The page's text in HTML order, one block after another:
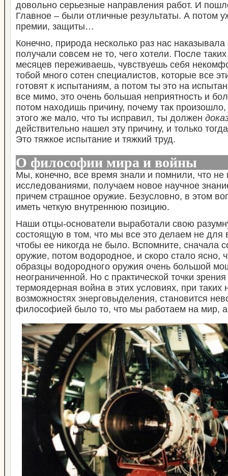
довольно серьезные направления работ. И
Главное – были отличные результаты. А потом
премии, защиты…
Конечно, природа несколько раз нас
получали совсем не то, чего хотели. После
месяцев переживаешь, чувствуешь себя
тобой много сотен специалистов, которые все
готовят к испытаниям, а потом ты это на
все мимо, это очень большая неприятность и
потом находишь причину, почему так
этого же мало, что ты исправил, ты должен
действительно нашел эту причину, и только
Это тяжкое испытание и тяжкий труд.
О философии мира и войны
Мы, конечно, все время знали и помнили, что не
исследованиями, получаем новое научное
причем страшное оружие. Безусловно, в этом
иметь четкую внутреннюю позицию.
Наши отцы-основатели выработали свою
состоящую в том, что мы все это делаем не для
чтобы ее никогда не было. Вспомните, сначала
оружие, потом водородное, и скоро стало ясно,
образцы водородного оружия очень большой
неограниченной. Но с практической точки
термоядерная война в этих условиях, при таких
возможностях энерговыделения, становится
философией было то, что мы работаем на мир, а